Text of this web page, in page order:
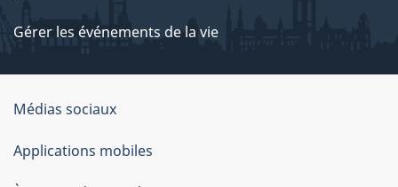
Gérer les événements de la vie
Organisation
du
gouvernement
Médias sociaux
Applications mobiles